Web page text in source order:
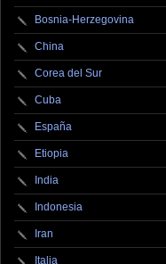
Bosnia-Herzegovina
China
Corea del Sur
Cuba
España
Etiopia
India
Indonesia
Iran
Italia